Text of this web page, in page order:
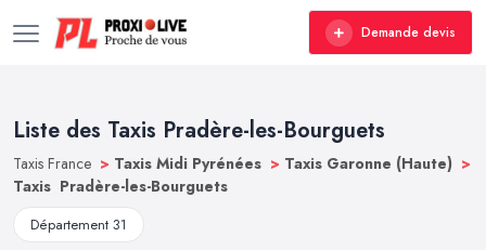
Demande devis
Liste des Taxis Pradère-les-Bourguets
Taxis France > Taxis Midi Pyrénées > Taxis Garonne (Haute) >
Taxis Pradère-les-Bourguets
Département 31